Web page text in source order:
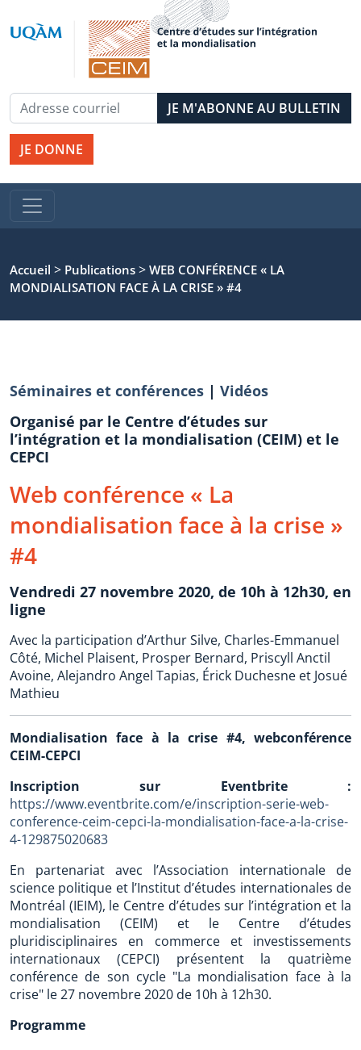
JE DONNE
Accueil > Publications > WEB CONFÉRENCE « LA
MONDIALISATION FACE À LA CRISE » #4
Séminaires et conférences | Vidéos
Organisé par le Centre d’études sur
l’intégration et la mondialisation (CEIM) et le
CEPCI
Web conférence « La
mondialisation face à la crise »
#4
Vendredi 27 novembre 2020, de 10h à 12h30, en
ligne
Avec la participation d’Arthur Silve, Charles-Emmanuel
Côté, Michel Plaisent, Prosper Bernard, Priscyll Anctil
Avoine, Alejandro Angel Tapias, Érick Duchesne et Josué
Mathieu
Mondialisation face à la crise #4, webconférence
CEIM-CEPCI
Inscription sur Eventbrite :
https://www.eventbrite.com/e/inscription-serie-web-
conference-ceim-cepci-la-mondialisation-face-a-la-crise-
4-129875020683
En partenariat avec l’Association internationale de
science politique et l’Institut d’études internationales de
Montréal (IEIM), le Centre d’études sur l’intégration et la
mondialisation (CEIM) et le Centre d’études
pluridisciplinaires en commerce et investissements
internationaux (CEPCI) présentent la quatrième
conférence de son cycle "La mondialisation face à la
crise" le 27 novembre 2020 de 10h à 12h30.
Programme